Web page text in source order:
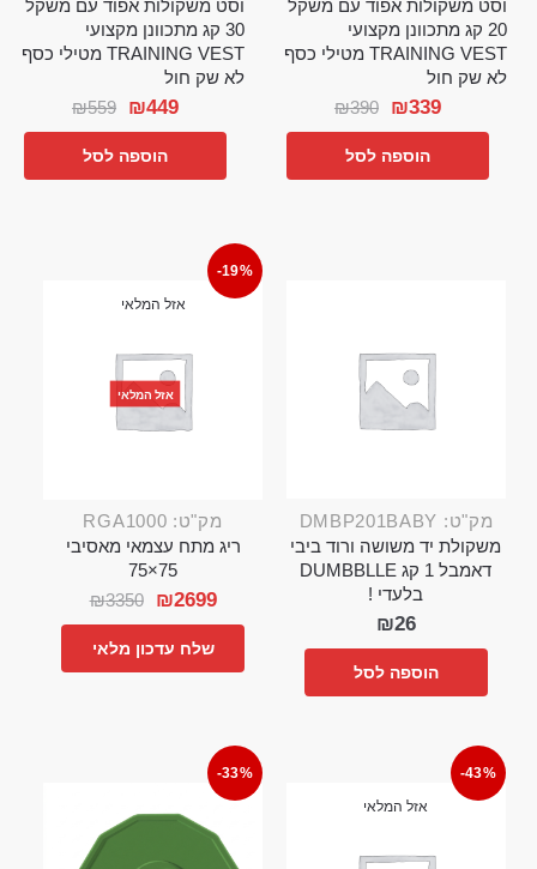
וסט משקולות אפוד עם משקל
20 קג מתכוונן מקצועי
TRAINING VEST מטילי כסף
לא שק חול
₪390 ₪339
הוספה לסל
וסט משקולות אפוד עם משקל
30 קג מתכוונן מקצועי
TRAINING VEST מטילי כסף
לא שק חול
₪559 ₪449
הוספה לסל
מק"ט: DMBP201BABY
משקולת יד משושה ורוד ביבי
דאמבל 1 קג DUMBBLLE
בלעדי !
₪26
הוספה לסל
-19%
אזל המלאי
אזל המלאי
מק"ט: RGA1000
ריג מתח עצמאי מאסיבי
75×75
₪3350 ₪2699
שלח עדכון מלאי
-43%
אזל המלאי
-33%